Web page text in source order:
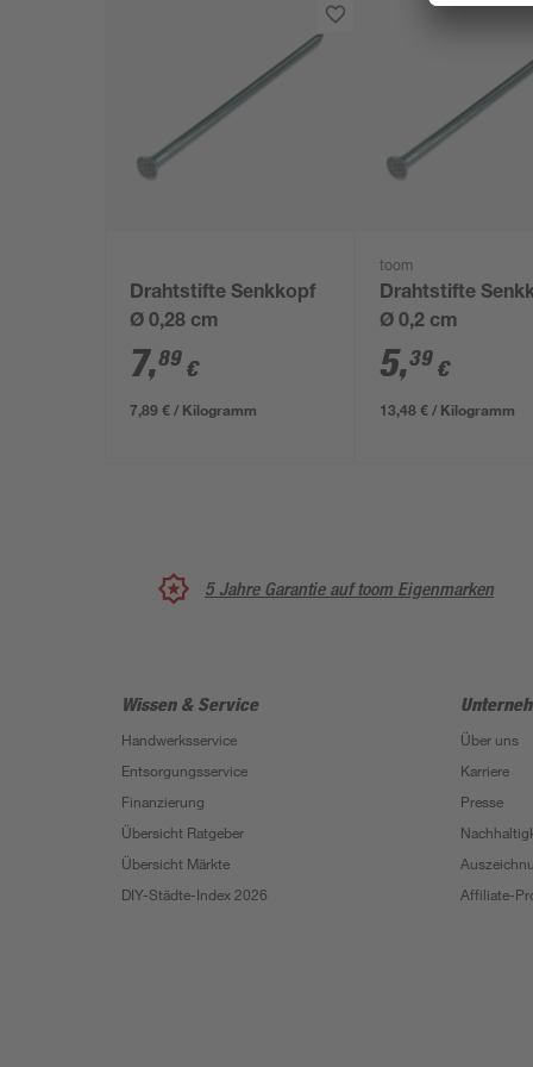
Drahtstifte Senkkopf
Ø 0,28 cm
7,89 €
7,89 € / Kilogramm
toom
Drahtstifte
Ø 0,2 cm
5,39 €
13,48 € / Kilogramm
5 Jahre Garantie auf toom Eigenmarken
Wissen & Service
Handwerksservice
Entsorgungsservice
Finanzierung
Übersicht Ratgeber
Übersicht Märkte
DIY-Städte-Index 2026
Über uns
Karriere
Presse
Affiliate-